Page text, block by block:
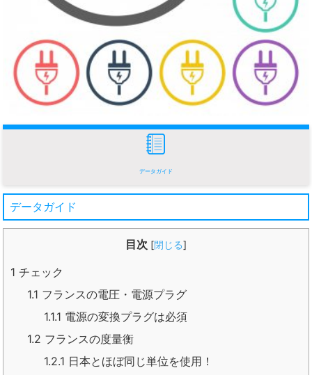
データガイド
データガイド
目次 [閉じる]
1 チェック
1.1 フランスの電圧・電源プラグ
1.1.1 電源の変換プラグは必須
1.2 フランスの度量衡
1.2.1 日本とほぼ同じ単位を使用！